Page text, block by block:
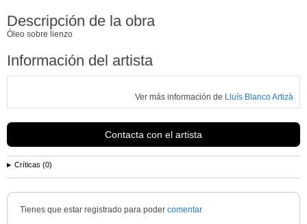
Descripción de la obra
Óleo sobre lienzo
Información del artista
Ver más información de Lluís Blanco Artizà
Contacta con el artista
Críticas (0)
Tienes que estar registrado para poder comentar